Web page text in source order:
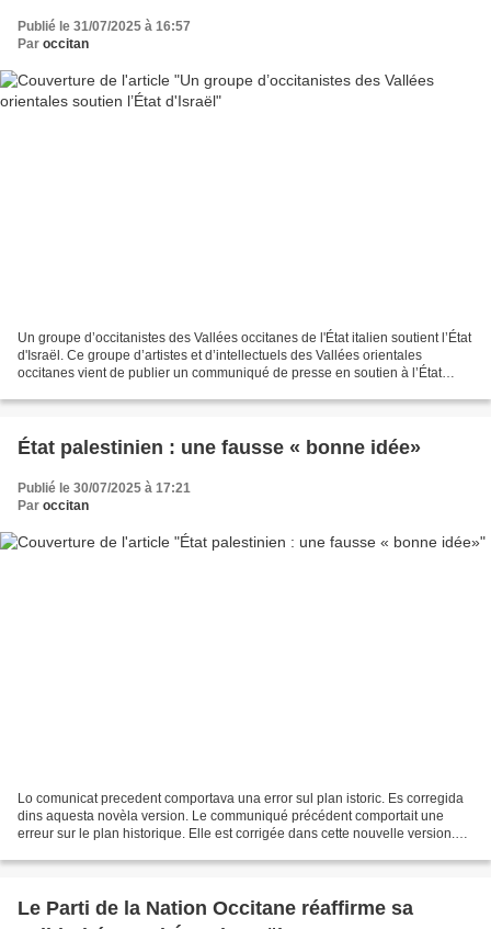
Publié le 31/07/2025 à 16:57
Par occitan
Un groupe d’occitanistes des Vallées occitanes de l'État italien soutient l’État
d'Israël. Ce groupe d’artistes et d’intellectuels des Vallées orientales
occitanes vient de publier un communiqué de presse en soutien à l’État
État palestinien : une fausse « bonne idée»
Publié le 30/07/2025 à 17:21
Par occitan
Lo comunicat precedent comportava una error sul plan istoric. Es corregida
dins aquesta novèla version. Le communiqué précédent comportait une
erreur sur le plan historique. Elle est corrigée dans cette nouvelle version.
Le Parti de la Nation Occitane réaffirme sa